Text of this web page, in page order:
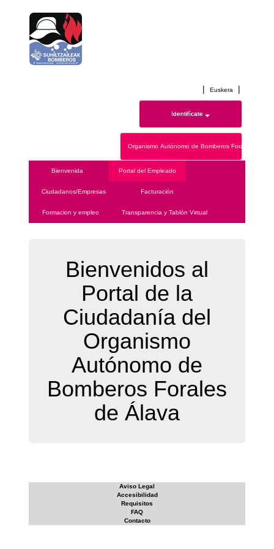
| Euskera |
Identifícate
Organismo Autónomo de Bomberos Forales de
Bienvenida Portal del Empleado
Ciudadanos/Empresas Facturación
Formacion y empleo Transparencia y Tablón Virtual
Bienvenidos al
Portal de la
Ciudadanía del
Organismo
Autónomo de
Bomberos Forales
de Álava
Aviso Legal
Accesibilidad
Requisitos
FAQ
Contacto